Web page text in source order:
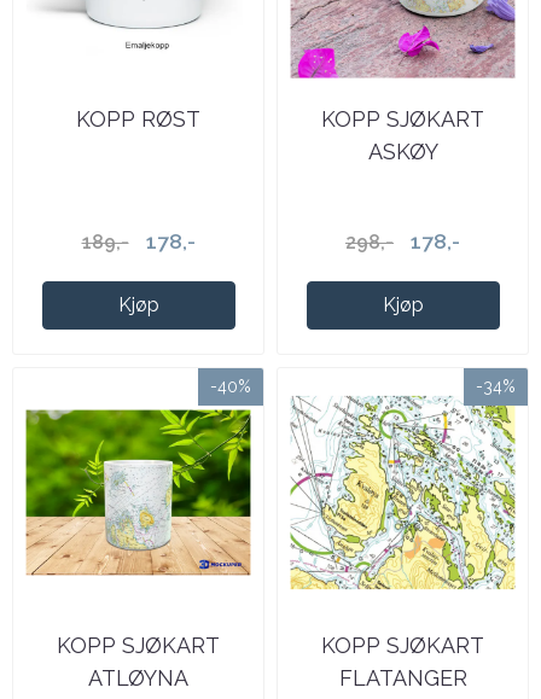
KOPP RØST
189,- 178,-
Kjøp
KOPP SJØKART
ASKØY
298,- 178,-
Kjøp
-40%
KOPP SJØKART
ATLØYNA
-34%
KOPP SJØKART
FLATANGER